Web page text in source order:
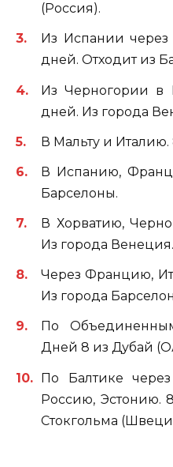
(Россия).
Из Испании
дней. Отходит из
Из Черногории в
дней. Из города
В Мальту и
В Испанию,
Барселоны.
В Хорватию,
Из города Венеция.
Через Францию,
Из города
По
Дней 8 из Дубай
По Балтике
Россию, Эстонию.
Стокгольма